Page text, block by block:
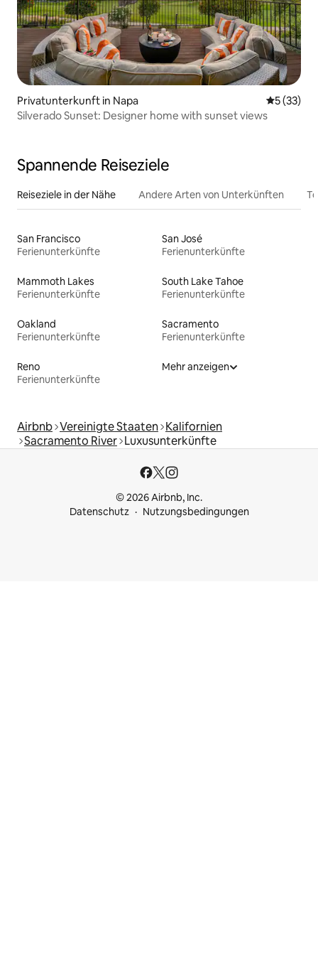
Privatunterkunft in Napa
5 (33)
Silverado Sunset: Designer home with sunset views
Spannende Reiseziele
Reiseziele in der Nähe Andere Arten von Unterkünften
San Francisco
Ferienunterkünfte
San José
Ferienunterkünfte
Mammoth Lakes
Ferienunterkünfte
South Lake Tahoe
Ferienunterkünfte
Oakland
Ferienunterkünfte
Sacramento
Ferienunterkünfte
Reno
Ferienunterkünfte
Mehr anzeigen
Airbnb Vereinigte Staaten Kalifornien
Sacramento River Luxusunterkünfte
© 2026 Airbnb, Inc.
Datenschutz
Nutzungsbedingungen